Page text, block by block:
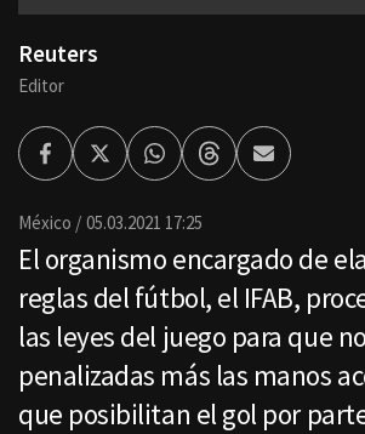
Reuters
Editor
FacebookTwitterWhatsappThreadsEnviar
por
México 05.03.2021 17:25
El organismo encargado de
reglas del fútbol, el IFAB,
las leyes del juego para que
penalizadas más las manos
que posibilitan el gol por